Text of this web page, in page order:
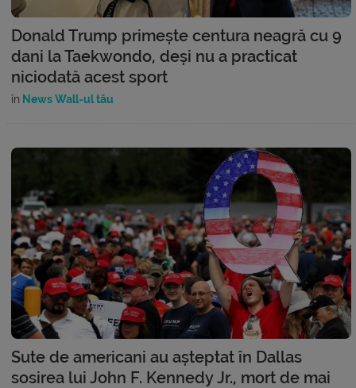
Donald Trump primește centura neagră cu 9
dani la Taekwondo, deși nu a practicat
niciodată acest sport
în News Wall-ul tău
Sute de americani au așteptat în Dallas
sosirea lui John F. Kennedy Jr., mort de mai